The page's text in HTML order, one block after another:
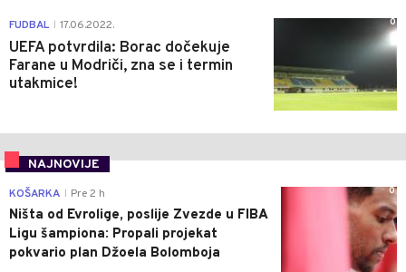
FUDBAL 17.06.2022.
UEFA potvrdila: Borac dočekuje
Farane u Modriči, zna se i termin
utakmice!
0
NAJNOVIJE
0
KOŠARKA Pre 2 h
Ništa od Evrolige, poslije Zvezde u FIBA
Ligu šampiona: Propali projekat
pokvario plan Džoela Bolomboja